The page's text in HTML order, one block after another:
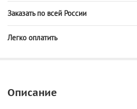
Заказать по всей России
Легко оплатить
Описание